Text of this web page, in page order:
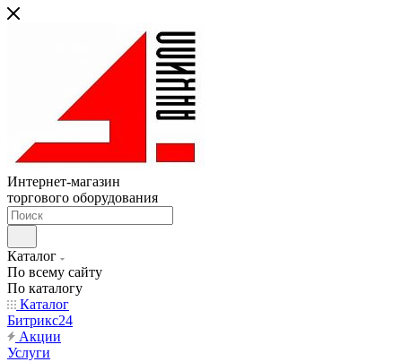
Интернет-магазин
торгового оборудования
Каталог
По всему сайту
По каталогу
Каталог
Битрикс24
Акции
Услуги